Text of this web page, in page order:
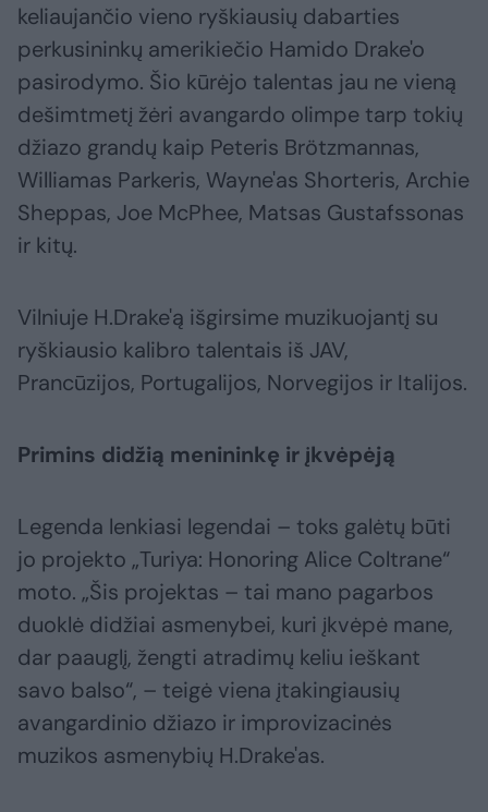
keliaujančio vieno ryškiausių dabarties
perkusininkų amerikiečio Hamido Drake'o
pasirodymo. Šio kūrėjo talentas jau ne vieną
dešimtmetį žėri avangardo olimpe tarp tokių
džiazo grandų kaip Peteris Brötzmannas,
Williamas Parkeris, Wayne'as Shorteris, Archie
Sheppas, Joe McPhee, Matsas Gustafssonas
ir kitų.
Vilniuje H.Drake'ą išgirsime muzikuojantį su
ryškiausio kalibro talentais iš JAV,
Prancūzijos, Portugalijos, Norvegijos ir Italijos.
Primins didžią menininkę ir įkvėpėją
Legenda lenkiasi legendai – toks galėtų būti
jo projekto „Turiya: Honoring Alice Coltrane“
moto. „Šis projektas – tai mano pagarbos
duoklė didžiai asmenybei, kuri įkvėpė mane,
dar paauglį, žengti atradimų keliu ieškant
savo balso“, – teigė viena įtakingiausių
avangardinio džiazo ir improvizacinės
muzikos asmenybių H.Drake'as.